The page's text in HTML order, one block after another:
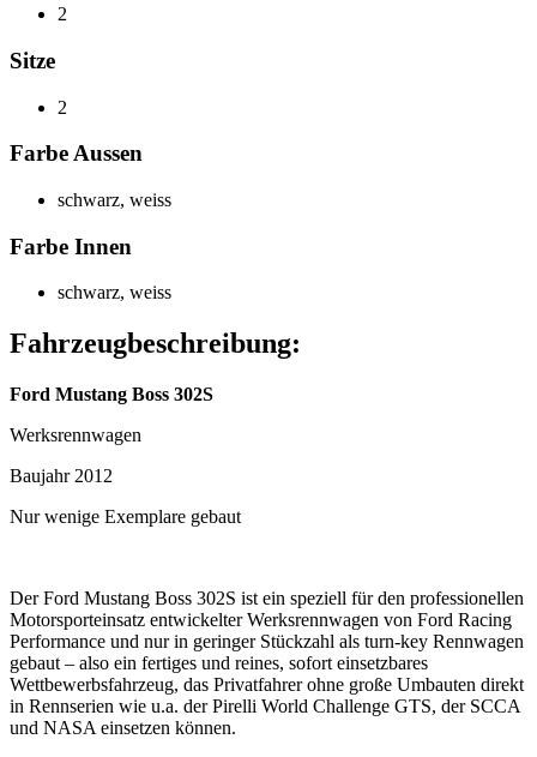
2
Sitze
2
Farbe Aussen
schwarz, weiss
Farbe Innen
schwarz, weiss
Fahrzeugbeschreibung:
Ford Mustang Boss 302S
Werksrennwagen
Baujahr 2012
Nur wenige Exemplare gebaut
Der Ford Mustang Boss 302S ist ein speziell für den professionellen
Motorsporteinsatz entwickelter Werksrennwagen von Ford Racing
Performance und nur in geringer Stückzahl als turn-key Rennwagen
gebaut – also ein fertiges und reines, sofort einsetzbares
Wettbewerbsfahrzeug, das Privatfahrer ohne große Umbauten direkt
in Rennserien wie u.a. der Pirelli World Challenge GTS, der SCCA
und NASA einsetzen können.